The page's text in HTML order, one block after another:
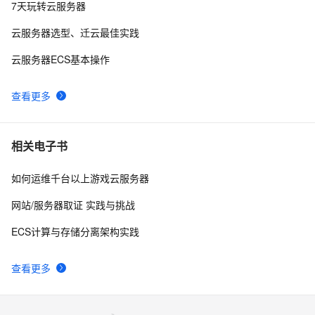
10
查看更多
7天玩转云服务器
云服务器选型、迁云最佳实践
云服务器ECS基本操作
相关电子书
查看更多
如何运维千台以上游戏云服务器
网站/服务器取证 实践与挑战
ECS计算与存储分离架构实践